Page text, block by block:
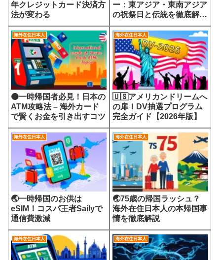
年クレジットカード決済方
法が変わる
ー：東アジア・東南アジア
の祝祭日と伝統を徹底解
説！
海外在住日本人
🟠一時帰国者必見！日本の
ATM攻略法 – 海外カード
で賢くお金を引き出すコツ
海外在住日本人
🇺🇸アメリカンドリームへ
の扉！DV抽選プログラム
完全ガイド【2026年版】
海外在住日本人
🌏一時帰国のお供は
eSIM！コスパ王者Sailyで
通信費激減
海外在住日本人
🌏75歳の帰国ラッシュ？
海外在住日本人の本帰国事
情を徹底解説
海外在住日本人 海外在住日本人